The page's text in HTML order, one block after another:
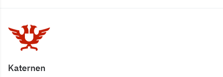
Katernen